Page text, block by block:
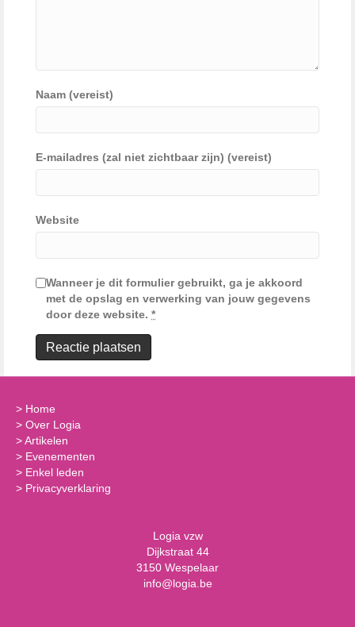
Naam (vereist)
E-mailadres (zal niet zichtbaar zijn) (vereist)
Website
Wanneer je dit formulier gebruikt, ga je akkoord
met de opslag en verwerking van jouw gegevens
door deze website. *
> Home
> Over Logia
>Artikelen
> Evenementen
> Enkel leden
> Privacyverklaring
Logia vzw
Dijkstraat 44
3150 Wespelaar
info@logia.be